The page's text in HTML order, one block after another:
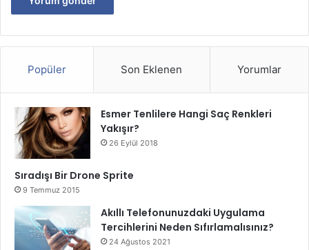
Popüler Son Eklenen Yorumlar
Esmer Tenlilere Hangi Saç Renkleri
Yakışır?
26 Eylül 2018
Sıradışı Bir Drone Sprite
9 Temmuz 2015
Akıllı Telefonunuzdaki Uygulama
Tercihlerini Neden Sıfırlamalısınız?
24 Ağustos 2021